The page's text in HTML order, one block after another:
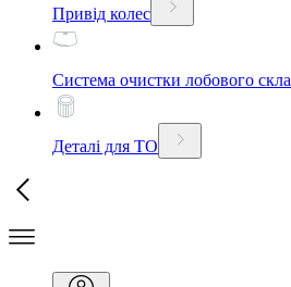
Привід колес
Система очистки лобового скла
Деталі для ТО